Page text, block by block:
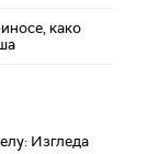
како
Изгледа